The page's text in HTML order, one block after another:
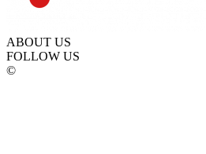
ABOUT US
FOLLOW US
©